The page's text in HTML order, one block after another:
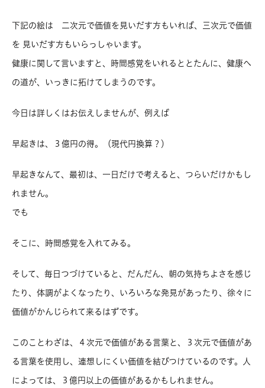
下記の絵は 二次元で価値を見いだす方もいれば、三次元で価値
を 見いだす方もいらっしゃいます。
健康に関して言いますと、時間感覚をいれるととたんに、健康へ
の道が、いっきに拓けてしまうのです。
今日は詳しくはお伝えしませんが、例えば
早起きは、３億円の得。（現代円換算？）
早起きなんて、最初は、一日だけで考えると、つらいだけかもし
れません。
でも
そこに、時間感覚を入れてみる。
そして、毎日つづけていると、だんだん、朝の気持ちよさを感じ
たり、体調がよくなったり、いろいろな発見があったり、徐々に
価値がかんじられて来るはずです。
このことわざは、４次元で価値がある言葉と、３次元で価値があ
る言葉を使用し、連想しにくい価値を結びつけているのです。人
によっては、３億円以上の価値があるかもしれません。